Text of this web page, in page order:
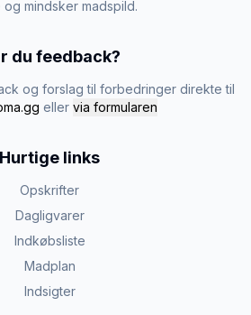
mindsker madspild.
du feedback?
og forslag til forbedringer direkte til
eller via formularen
Hurtige links
Opskrifter
Dagligvarer
Indkøbsliste
Madplan
Indsigter